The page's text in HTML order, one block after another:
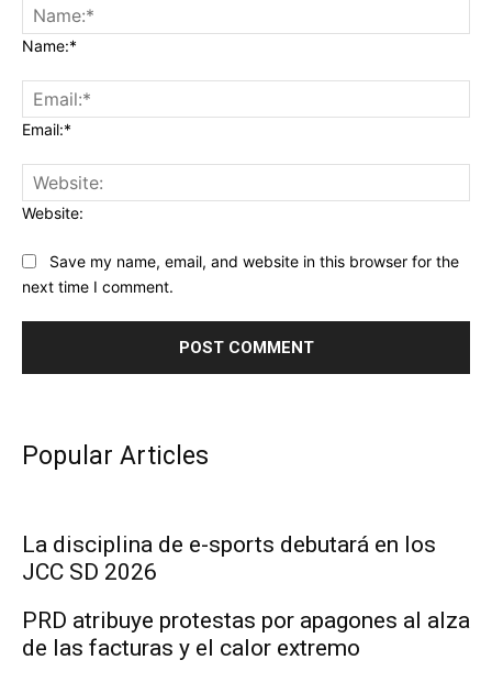
Name:*
Email:*
Website:
Save my name, email, and website in this browser for the
next time I comment.
Popular Articles
La disciplina de e-sports debutará en los
JCC SD 2026
PRD atribuye protestas por apagones al alza
de las facturas y el calor extremo